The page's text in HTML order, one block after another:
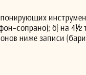
сопрано); б) на 4½
ниже записи